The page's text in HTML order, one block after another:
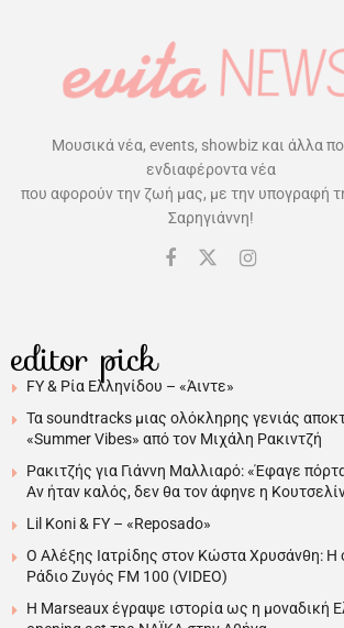
Μουσικά νέα, events, showbiz και άλλα
ενδιαφέροντα νέα
που αφορούν την ζωή μας, με την υπογραφή
Σαρηγιάννη!
editor pick
FY & Ρία Ελληνίδου – «Άιντε»
Τα soundtracks μιας ολόκληρης γενιάς
«Summer Vibes» από τον Μιχάλη Ρακιντζή
Ρακιτζής για Γιάννη Μαλλιαρό: «Έφαγε
Αν ήταν καλός, δεν θα τον άφηνε η
Lil Koni & FY – «Reposado»
Ο Αλέξης Ιατρίδης στον Κώστα Χρυσάνθη: Η
Ράδιο Ζυγός FM 100 (VIDEO)
H Marseaux έγραψε ιστορία ως η μοναδική